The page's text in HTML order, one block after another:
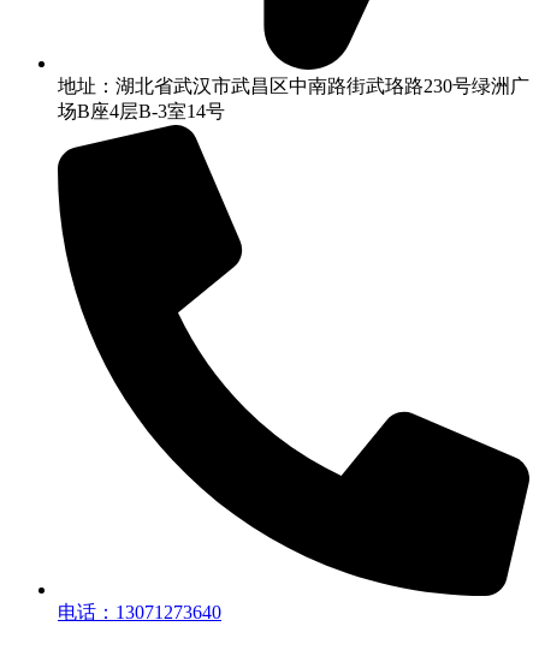
地址：湖北省武汉市武昌区中南路街武珞路230号绿洲广
场B座4层B-3室14号
电话：13071273640